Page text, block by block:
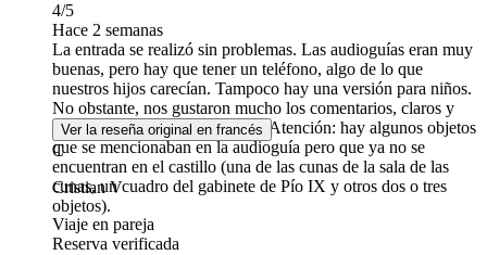
4/5
Hace 2 semanas
La entrada se realizó sin problemas. Las audioguías eran muy
buenas, pero hay que tener un teléfono, algo de lo que
nuestros hijos carecían. Tampoco hay una versión para niños.
No obstante, nos gustaron mucho los comentarios, claros y
bien adaptados a nuestro ritmo. Atención: hay algunos objetos
que se mencionaban en la audioguía pero que ya no se
encuentran en el castillo (una de las cunas de la sala de las
cunas, un cuadro del gabinete de Pío IX y otros dos o tres
objetos).
Ver la reseña original en francés
C
Cristian V
Viaje en pareja
Reserva verificada